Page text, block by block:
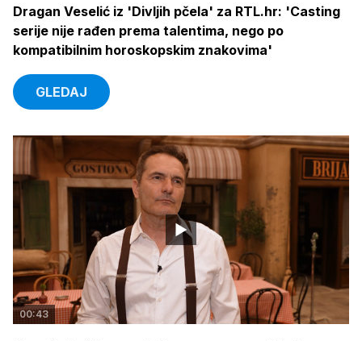
Dragan Veselić iz 'Divljih pčela' za RTL.hr: 'Casting
serije nije rađen prema talentima, nego po
kompatibilnim horoskopskim znakovima'
GLEDAJ
00:43